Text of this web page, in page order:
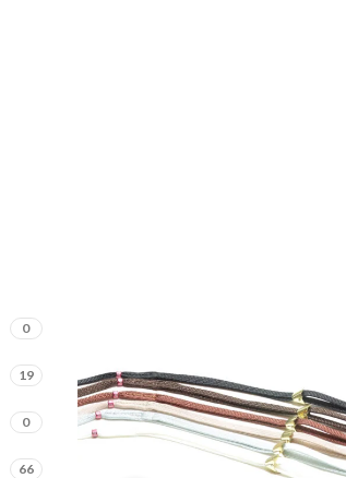
0
19
0
66